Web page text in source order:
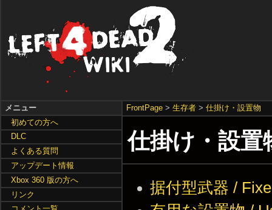
FrontPage >生存者 >仕掛け・設置物
仕掛け・設
据付型武器 /
メニュー
初めての方へ
DLC
よくある質問
アップデート情報
Xbox 360 版の方へ
リンク